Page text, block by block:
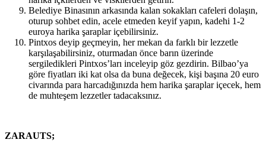
Belediye Binasının arkasında kalan sokakları cafeleri dolaşın,
oturup sohbet edin, acele etmeden keyif yapın, kadehi 1-2
euroya harika şaraplar içebilirsiniz.
Pintxos deyip geçmeyin, her mekan da farklı bir lezzetle
karşılaşabilirsiniz, oturmadan önce barın üzerinde
sergiledikleri Pintxos’ları inceleyip göz gezdirin. Bilbao’ya
göre fiyatları iki kat olsa da buna değecek, kişi başına 20 euro
civarında para harcadığınızda hem harika şaraplar içecek, hem
de muhteşem lezzetler tadacaksınız.
ZARAUTS;